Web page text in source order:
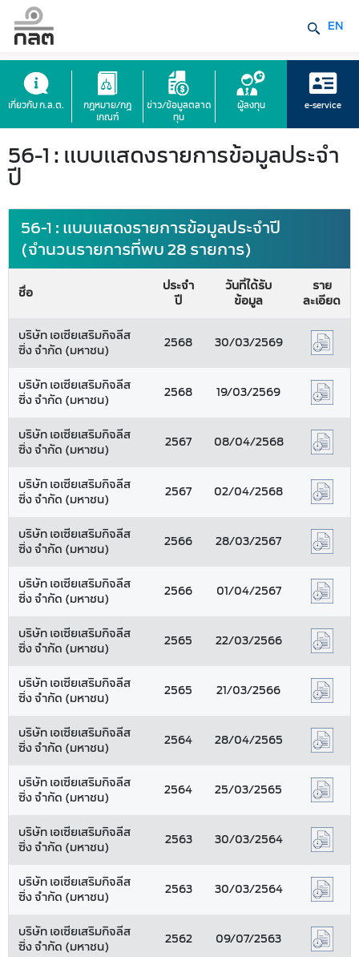
EN
เกี่ยวกับ ก.ล.ต.
กฎหมาย/กฎ
เกณฑ์
ข่าว/ข้อมูลตลาด
ทุน
ผู้ลงทุน e-service
56-1 : แบบแสดงรายการข้อมูลประจำ
ปี
56-1 : แบบแสดงรายการข้อมูลประจำปี
(จำนวนรายการที่พบ 28 รายการ)
ชื่อ
ประจำ
ปี
วันที่ได้รับ
ข้อมูล
ราย
ละเอียด
บริษัท เอเซียเสริมกิจลีส
ซิ่ง จำกัด (มหาชน)
2568 30/03/2569
บริษัท เอเซียเสริมกิจลีส
ซิ่ง จำกัด (มหาชน)
2568 19/03/2569
บริษัท เอเซียเสริมกิจลีส
ซิ่ง จำกัด (มหาชน)
2567 08/04/2568
บริษัท เอเซียเสริมกิจลีส
ซิ่ง จำกัด (มหาชน)
2567 02/04/2568
บริษัท เอเซียเสริมกิจลีส
ซิ่ง จำกัด (มหาชน)
2566 28/03/2567
บริษัท เอเซียเสริมกิจลีส
ซิ่ง จำกัด (มหาชน)
2566 01/04/2567
บริษัท เอเซียเสริมกิจลีส
ซิ่ง จำกัด (มหาชน)
2565 22/03/2566
บริษัท เอเซียเสริมกิจลีส
ซิ่ง จำกัด (มหาชน)
2565 21/03/2566
บริษัท เอเซียเสริมกิจลีส
ซิ่ง จำกัด (มหาชน)
2564 28/04/2565
บริษัท เอเซียเสริมกิจลีส
ซิ่ง จำกัด (มหาชน)
2564 25/03/2565
บริษัท เอเซียเสริมกิจลีส
ซิ่ง จำกัด (มหาชน)
2563 30/03/2564
บริษัท เอเซียเสริมกิจลีส
ซิ่ง จำกัด (มหาชน)
2563 30/03/2564
บริษัท เอเซียเสริมกิจลีส
ซิ่ง จำกัด (มหาชน)
2562 09/07/2563